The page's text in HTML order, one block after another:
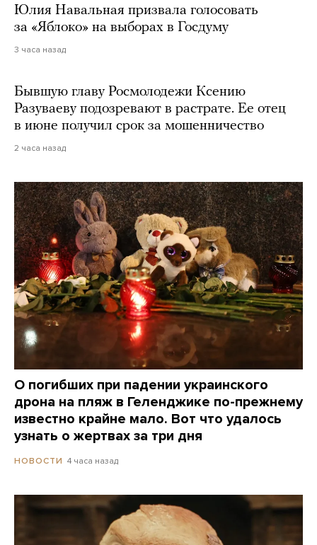
Юлия Навальная призвала голосовать
за «Яблоко» на выборах в Госдуму
3 часа назад
Бывшую главу Росмолодежи Ксению
Разуваеву подозревают в растрате. Ее отец
в июне получил срок за мошенничество
2 часа назад
О погибших при падении украинского
дрона на пляж в Геленджике по-прежнему
известно крайне мало. Вот что удалось
узнать о жертвах за три дня
НОВОСТИ 4 часа назад